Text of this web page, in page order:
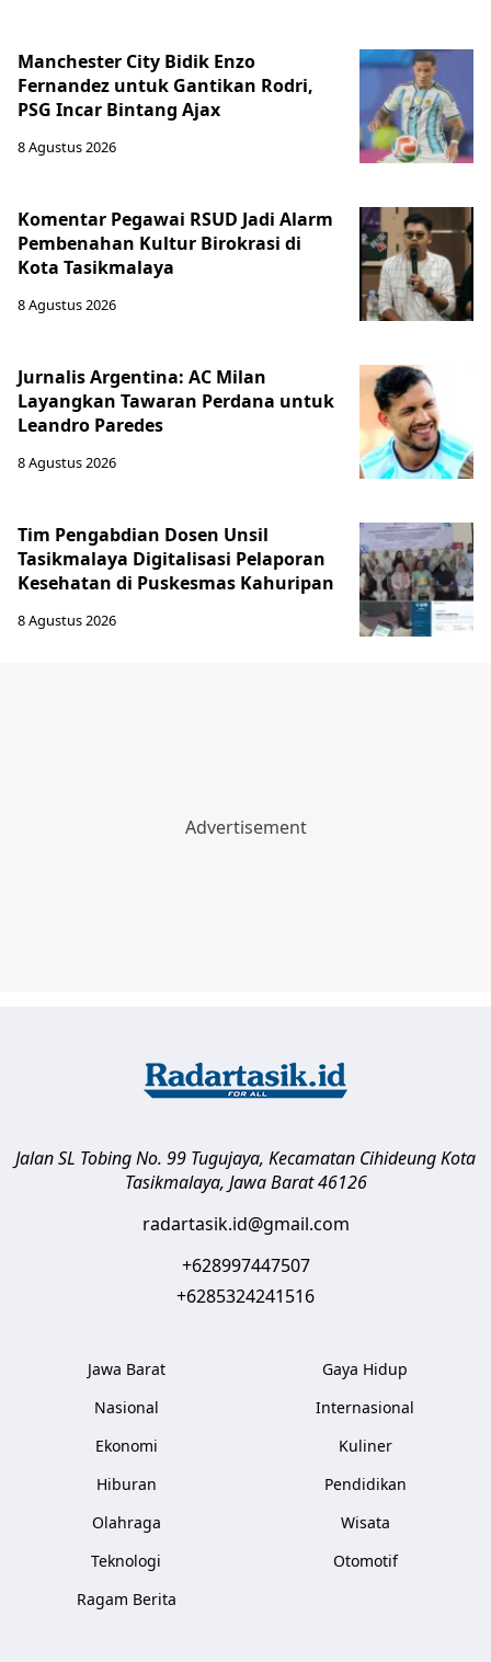
Manchester City Bidik Enzo
Fernandez untuk Gantikan Rodri,
PSG Incar Bintang Ajax
8 Agustus 2026
Komentar Pegawai RSUD Jadi Alarm
Pembenahan Kultur Birokrasi di
Kota Tasikmalaya
8 Agustus 2026
Jurnalis Argentina: AC Milan
Layangkan Tawaran Perdana untuk
Leandro Paredes
8 Agustus 2026
Tim Pengabdian Dosen Unsil
Tasikmalaya Digitalisasi Pelaporan
Kesehatan di Puskesmas Kahuripan
8 Agustus 2026
Jalan SL Tobing No. 99 Tugujaya, Kecamatan CihideungKota
Tasikmalaya, Jawa Barat 46126
radartasik.id@gmail.com
+628997447507
+6285324241516
Jawa Barat
Nasional
Ekonomi
Hiburan
Olahraga
Teknologi
Ragam Berita
Gaya Hidup
Internasional
Kuliner
Pendidikan
Wisata
Otomotif